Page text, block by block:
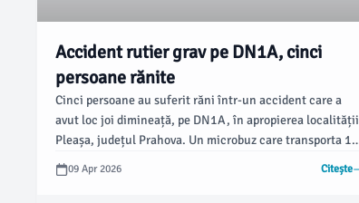
Accident rutier grav pe DN1A, cinci
persoane rănite
Cinci persoane au suferit răni într-un accident care a
avut loc joi dimineață, pe DN1A, în apropierea localității
Pleașa, județul Prahova. Un microbuz care transporta 11
pasageri a fost implicat într-o coliziune violentă,
generând astfel necesitatea îngrijirii medicale pentru
09 Apr 2026 Citește